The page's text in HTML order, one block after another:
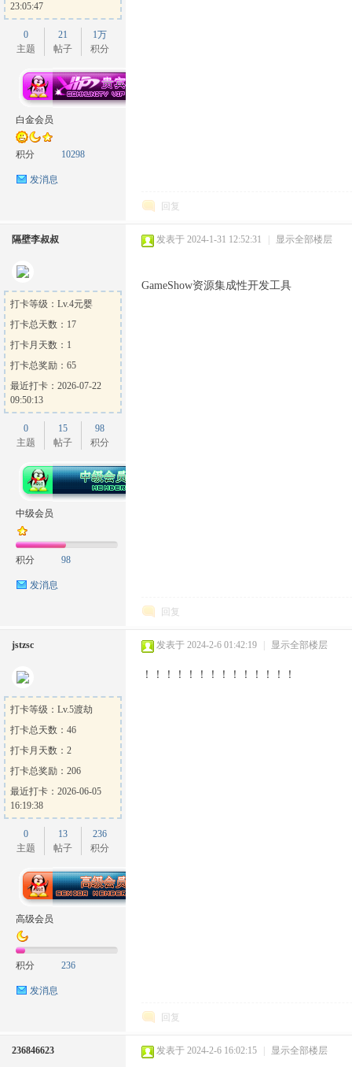
23:05:47
0
主题
21
帖子
1万
积分
白金会员
积分 10298
发消息
回复
隔壁李叔叔
打卡等级：Lv.4元婴
打卡总天数：17
打卡月天数：1
打卡总奖励：65
最近打卡：2026-07-22
09:50:13
0
主题
15
帖子
98
积分
中级会员
积分 98
发消息
发表于 2024-1-31 12:52:31 显示全部楼层
GameShow资源集成性开发工具
回复
jstzsc
打卡等级：Lv.5渡劫
打卡总天数：46
打卡月天数：2
打卡总奖励：206
最近打卡：2026-06-05
16:19:38
0
主题
13
帖子
236
积分
高级会员
积分 236
发消息
发表于 2024-2-6 01:42:19 显示全部楼层
！！！！！！！！！！！！！！
回复
236846623 发表于 2024-2-6 16:02:15 显示全部楼层